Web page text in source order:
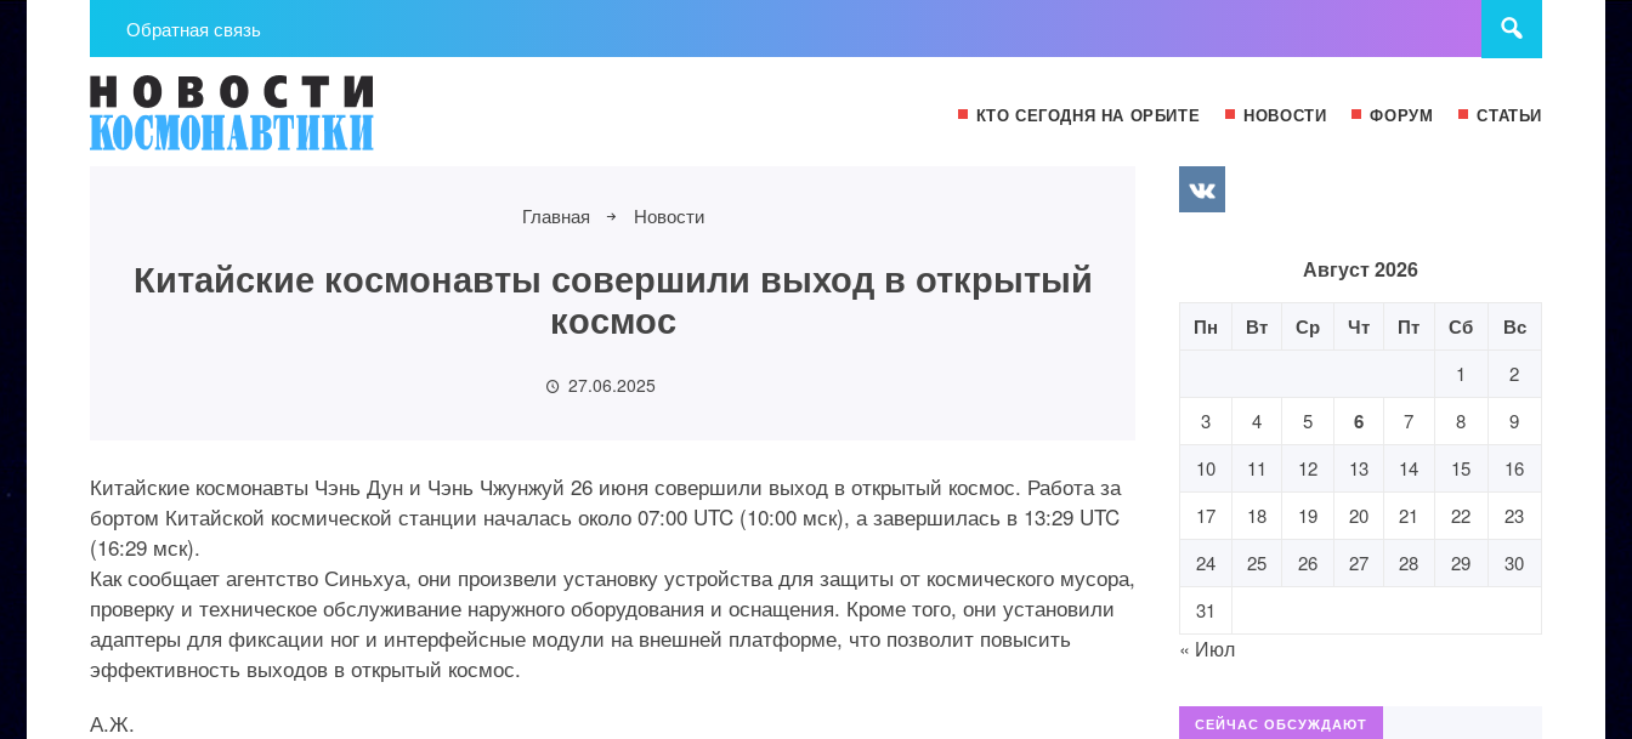
Обратная связь
КТО СЕГОДНЯ НА ОРБИТЕ НОВОСТИ ФОРУМ СТАТЬИ
Главная Новости
Китайские космонавты совершили выход в открытый
космос
27.06.2025
Китайские космонавты Чэнь Дун и Чэнь Чжунжуй 26 июня совершили выход в открытый космос. Работа за
бортом Китайской космической станции началась около 07:00 UTC (10:00 мск), а завершилась в 13:29 UTC
(16:29 мск).
Как сообщает агентство Синьхуа, они произвели установку устройства для защиты от космического мусора,
проверку и техническое обслуживание наружного оборудования и оснащения. Кроме того, они установили
адаптеры для фиксации ног и интерфейсные модули на внешней платформе, что позволит повысить
эффективность выходов в открытый космос.
А.Ж.
Август 2026
Пн Вт Ср Чт Пт Сб Вс
1
2
3
4 5 6 7 8
9
10
11 12 13 14 15
16
17
18 19 20 21 22
23
24
25 26 27 28 29
30
31
« Июл
СЕЙЧАС ОБСУЖДАЮТ